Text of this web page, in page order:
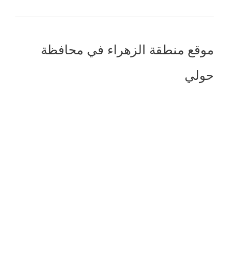
موقع منطقة الزهراء في محافظة
حولي